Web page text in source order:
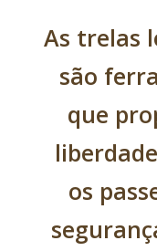
As trelas
são
que
os